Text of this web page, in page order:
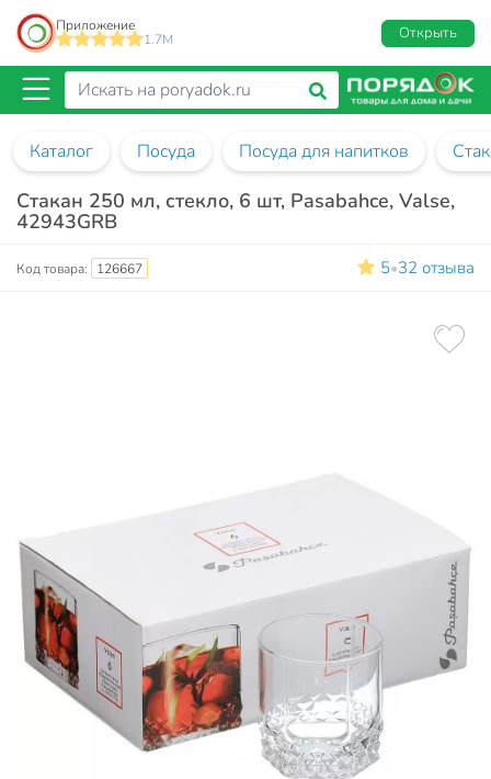
Приложение
1.7M
Открыть
Каталог Посуда Посуда для напитков
Стакан 250 мл, стекло, 6 шт, Pasabahce, Valse,
42943GRB
Код товара: 126667 5•32 отзыва